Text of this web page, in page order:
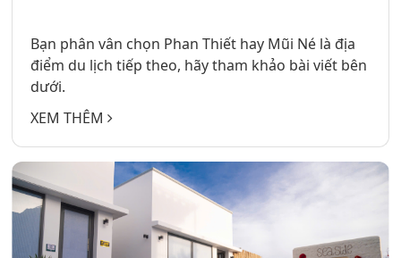
Bạn phân vân chọn Phan Thiết hay Mũi Né là địa
điểm du lịch tiếp theo, hãy tham khảo bài viết bên
dưới.
XEM THÊM